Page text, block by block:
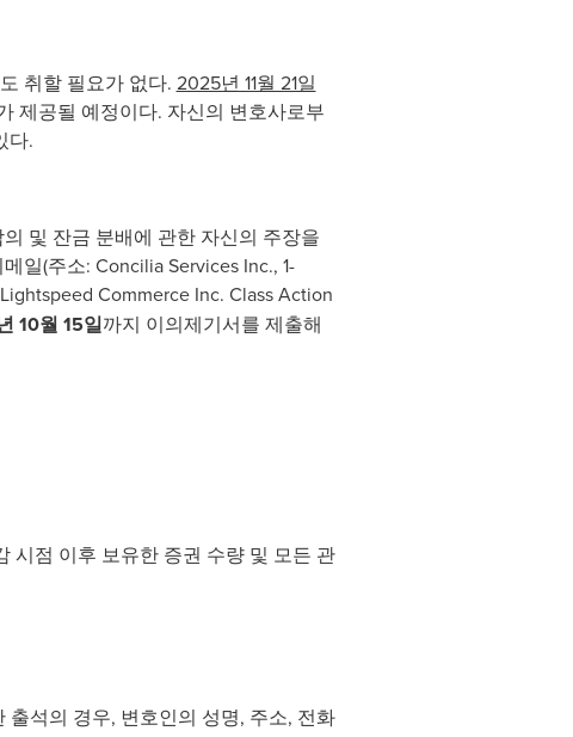
취할 필요가 없다. 2025년 11월 21일
제공될 예정이다. 자신의 변호사로부
다.
및 잔금 분배에 관한 자신의 주장을
일(주소: Concilia Services Inc., 1-
Commerce Inc. Class Action
10월 15일까지 이의제기서를 제출해
시점 이후 보유한 증권 수량 및 모든 관
석의 경우, 변호인의 성명, 주소, 전화